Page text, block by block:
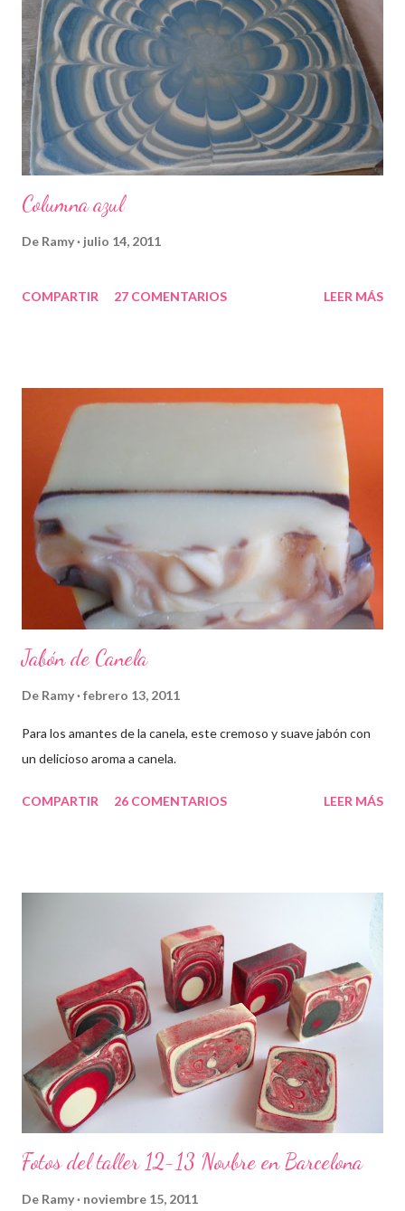
Columna azul
De Ramy julio 14, 2011
COMPARTIR 27 COMENTARIOS LEER MÁS
Jabón de Canela
De Ramy febrero 13, 2011
Para los amantes de la canela, este cremoso y suave jabón con
un delicioso aroma a canela.
COMPARTIR 26 COMENTARIOS LEER MÁS
Fotos del taller 12-13 Novbre en Barcelona
De Ramy noviembre 15, 2011